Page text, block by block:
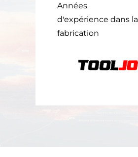
Années
d'expérience dans la
fabrication